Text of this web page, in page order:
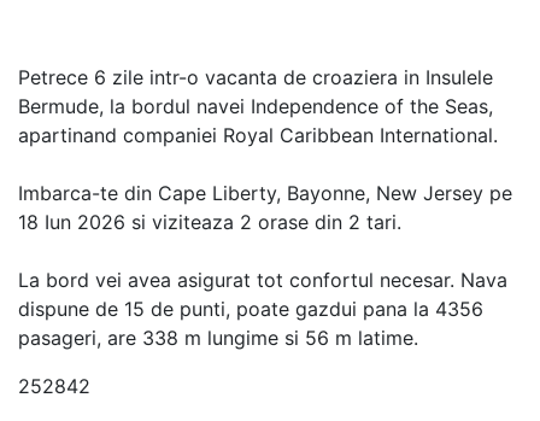
Petrece 6 zile intr-o vacanta de croaziera in Insulele
Bermude, la bordul navei Independence of the Seas,
apartinand companiei Royal Caribbean International.
Imbarca-te din Cape Liberty, Bayonne, New Jersey pe
18 Iun 2026 si viziteaza 2 orase din 2 tari.
La bord vei avea asigurat tot confortul necesar. Nava
dispune de 15 de punti, poate gazdui pana la 4356
pasageri, are 338 m lungime si 56 m latime.
252842